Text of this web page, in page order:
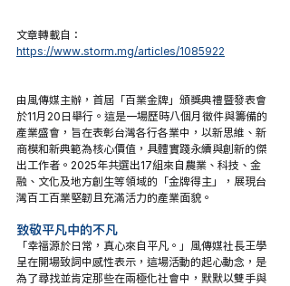
文章轉載自：
https://www.storm.mg/articles/1085922
由風傳媒主辦，首屆「百業金牌」頒獎典禮暨發表會
於11月20日舉行。這是一場歷時八個月徵件與籌備的
產業盛會，旨在表彰台灣各行各業中，以新思維、新
商模和新典範為核心價值，具體實踐永續與創新的傑
出工作者。2025年共選出17組來自農業、科技、金
融、文化及地方創生等領域的「金牌得主」，展現台
灣百工百業堅韌且充滿活力的產業面貌。
致敬平凡中的不凡
「幸福源於日常，真心來自平凡。」風傳媒社長王學
呈在開場致詞中感性表示，這場活動的起心動念，是
為了尋找並肯定那些在兩極化社會中，默默以雙手與